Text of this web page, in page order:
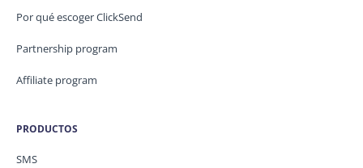
Por qué escoger ClickSend
Partnership program
Affiliate program
PRODUCTOS
SMS